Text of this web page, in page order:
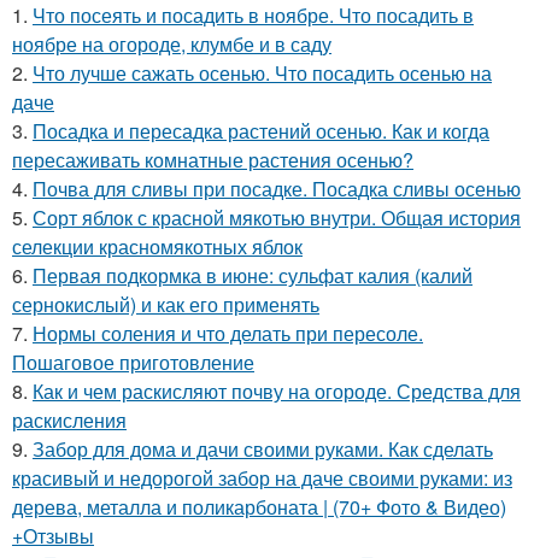
1. Что посеять и посадить в ноябре. Что посадить в
ноябре на огороде, клумбе и в саду
2. Что лучше сажать осенью. Что посадить осенью на
даче
3. Посадка и пересадка растений осенью. Как и когда
пересаживать комнатные растения осенью?
4. Почва для сливы при посадке. Посадка сливы осенью
5. Сорт яблок с красной мякотью внутри. Общая история
селекции красномякотных яблок
6. Первая подкормка в июне: сульфат калия (калий
сернокислый) и как его применять
7. Нормы соления и что делать при пересоле.
Пошаговое приготовление
8. Как и чем раскисляют почву на огороде. Средства для
раскисления
9. Забор для дома и дачи своими руками. Как сделать
красивый и недорогой забор на даче своими руками: из
дерева, металла и поликарбоната | (70+ Фото & Видео)
+Отзывы